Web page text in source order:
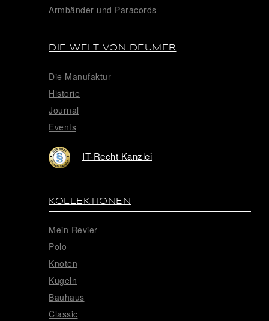
Armbänder und Paracords
DIE WELT VON DEUMER
Die Manufaktur
Historie
Journal
Events
IT-Recht Kanzlei
KOLLEKTIONEN
Mein Revier
Polo
Knoten
Kugeln
Bauhaus
Classic